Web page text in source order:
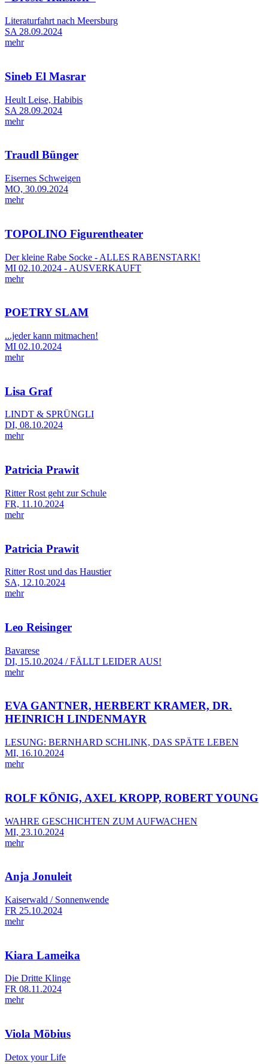
Literaturfahrt nach Meersburg
SA 28.09.2024
mehr
Sineb El Masrar
Heult Leise, Habibis
SA 28.09.2024
mehr
Traudl Bünger
Eisernes Schweigen
MO, 30.09.2024
mehr
TOPOLINO Figurentheater
Der kleine Rabe Socke - ALLES RABENSTARK!
MI 02.10.2024 - AUSVERKAUFT
mehr
POETRY SLAM
...jeder kann mitmachen!
MI 02.10.2024
mehr
Lisa Graf
LINDT & SPRÜNGLI
DI, 08.10.2024
mehr
Patricia Prawit
Ritter Rost geht zur Schule
FR, 11.10.2024
mehr
Patricia Prawit
Ritter Rost und das Haustier
SA, 12.10.2024
mehr
Leo Reisinger
Bavarese
DI, 15.10.2024 / FÄLLT LEIDER AUS!
mehr
EVA GANTNER, HERBERT KRAMER, DR.
HEINRICH LINDENMAYR
LESUNG: BERNHARD SCHLINK, DAS SPÄTE LEBEN
MI, 16.10.2024
mehr
ROLF KÖNIG, AXEL KROPP, ROBERT YOUNG
WAHRE GESCHICHTEN ZUM AUFWACHEN
MI, 23.10.2024
mehr
Anja Jonuleit
Kaiserwald / Sonnenwende
FR 25.10.2024
mehr
Kiara Lameika
Die Dritte Klinge
FR 08.11.2024
mehr
Viola Möbius
Detox your Life